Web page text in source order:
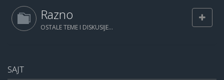
Razno
OSTALE TEME I DISKUSIJE...
SAJT